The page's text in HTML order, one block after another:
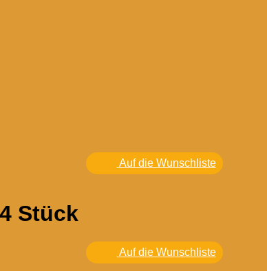
Auf die Wunschliste
Stück
Auf die Wunschliste